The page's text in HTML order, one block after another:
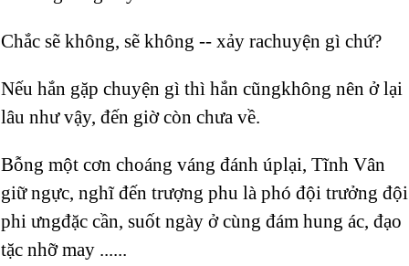
Chắc sẽ không, sẽ không -- xảy rachuyện gì chứ?
Nếu hắn gặp chuyện gì thì hắn cũngkhông nên ở lại
lâu như vậy, đến giờ còn chưa về.
Bỗng một cơn choáng váng đánh úplại, Tĩnh Vân
giữ ngực, nghĩ đến trượng phu là phó đội trưởng đội
phi ưngđặc cần, suốt ngày ở cùng đám hung ác, đạo
tặc nhỡ may ......